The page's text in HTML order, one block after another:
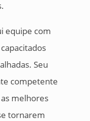
equipe com
Seu
competente
melhores
tornarem